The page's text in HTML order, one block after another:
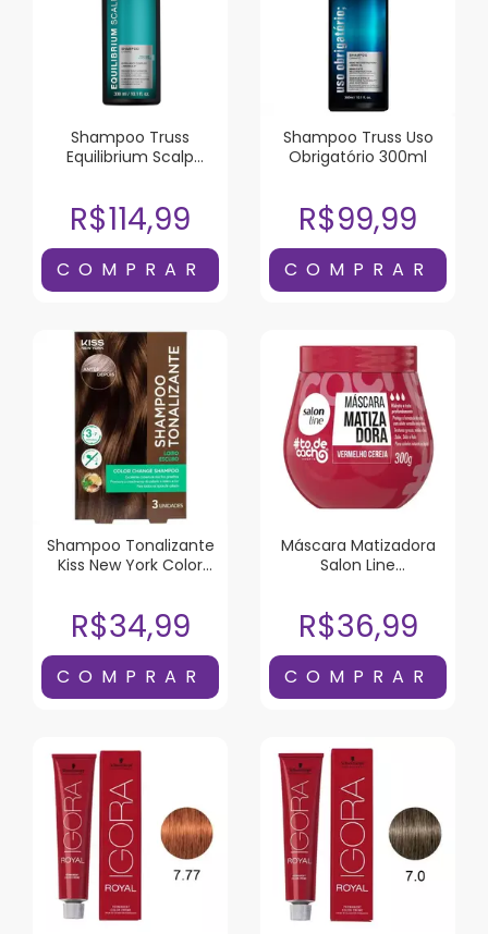
Shampoo Truss
Equilibrium Scalp
R$114,99
Shampoo Truss Uso
Obrigatório 300ml
R$99,99
Shampoo Tonalizante
Kiss New York Color
R$34,99
Máscara Matizadora
Salon Line
R$36,99